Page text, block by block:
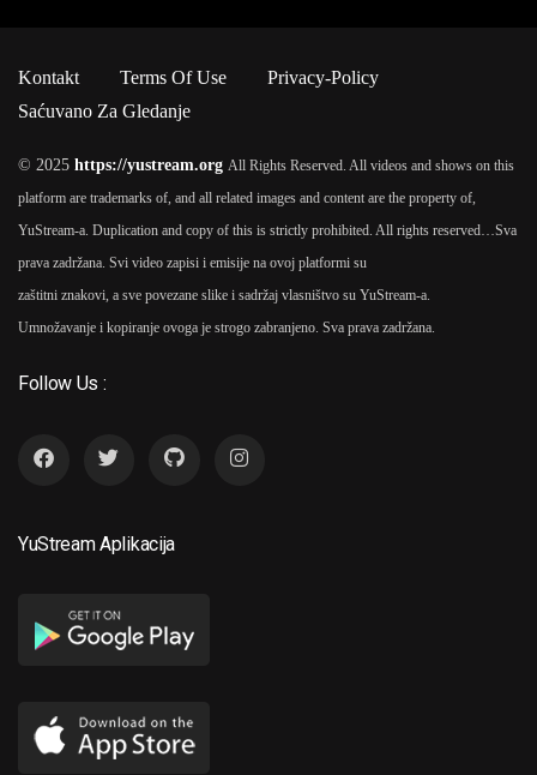
Kontakt Terms Of Use
Privacy-Policy
Saćuvano Za Gledanje
© 2025 https://yustream.org All Rights Reserved. All videos and shows on this
platform are trademarks of, and all related images and content are the property of,
YuStream-a. Duplication and copy of this is strictly prohibited. All rights reserved…Sva
prava zadržana. Svi video zapisi i emisije na ovoj platformi su
zaštitni znakovi, a sve povezane slike i sadržaj vlasništvo su YuStream-a.
Umnožavanje i kopiranje ovoga je strogo zabranjeno. Sva prava zadržana.
Follow Us :
YuStream Aplikacija